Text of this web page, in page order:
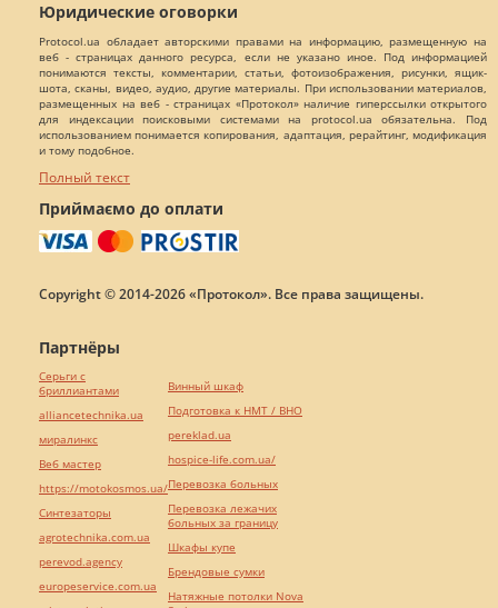
Юридические оговорки
Protocol.ua обладает авторскими правами на информацию, размещенную на
веб - страницах данного ресурса, если не указано иное. Под информацией
понимаются тексты, комментарии, статьи, фотоизображения, рисунки, ящик-
шота, сканы, видео, аудио, другие материалы. При использовании материалов,
размещенных на веб - страницах «Протокол» наличие гиперссылки открытого
для индексации поисковыми системами на protocol.ua обязательна. Под
использованием понимается копирования, адаптация, рерайтинг, модификация
и тому подобное.
Полный текст
Приймаємо до оплати
Copyright © 2014-2026 «Протокол». Все права защищены.
Партнёры
Серьги с
бриллиантами
alliancetechnika.ua
миралинкс
Веб мастер
https://motokosmos.ua/
Синтезаторы
agrotechnika.com.ua
perevod.agency
europeservice.com.ua
Винный шкаф
Подготовка к НМТ / ВНО
pereklad.ua
hospice-life.com.ua/
Перевозка больных
Перевозка лежачих
больных за границу
Шкафы купе
Брендовые сумки
Натяжные потолки Nova